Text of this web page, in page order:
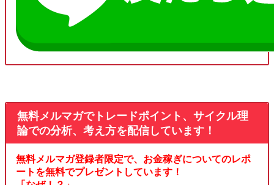
無料メルマガでトレードポイント、サイクル理
論での分析、考え方を配信しています！
無料メルマガ登録者限定で、お金稼ぎについてのレポ
ートを無料でプレゼントしています！